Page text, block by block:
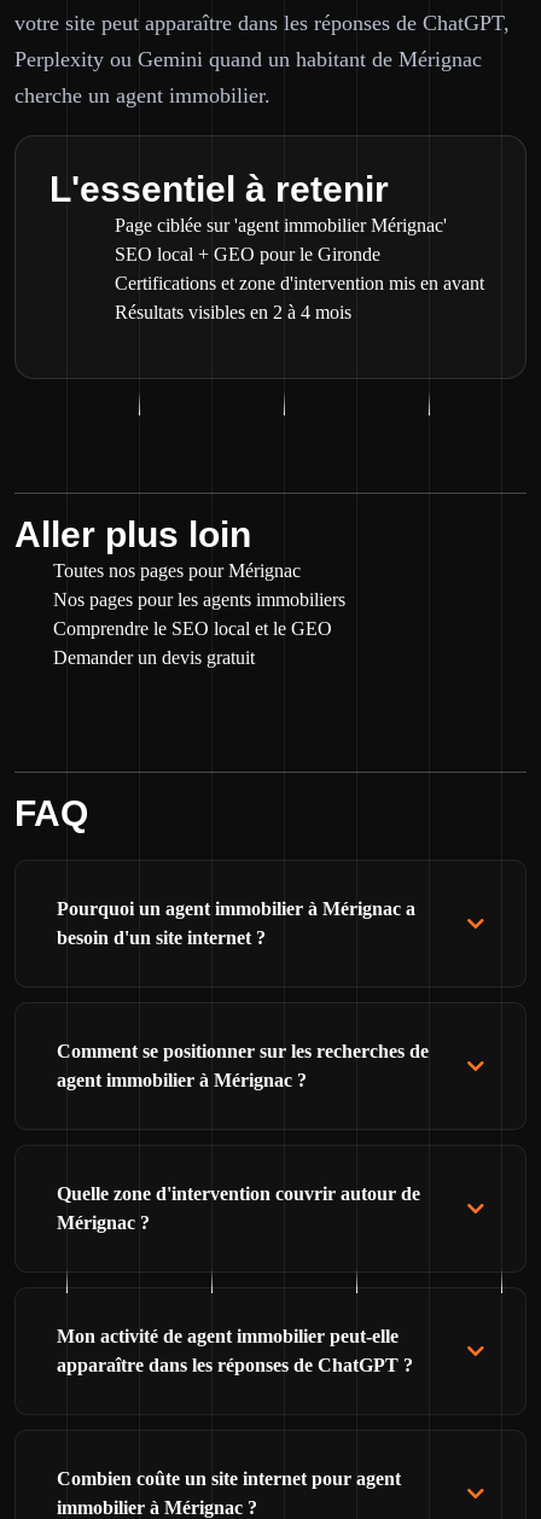
votre site peut apparaître dans les réponses de ChatGPT,
Perplexity ou Gemini quand un habitant de Mérignac
cherche un agent immobilier.
L'essentiel à retenir
Page ciblée sur 'agent immobilier Mérignac'
SEO local + GEO pour le Gironde
Certifications et zone d'intervention mis en avant
Résultats visibles en 2 à 4 mois
Aller plus loin
Toutes nos pages pour Mérignac
Nos pages pour les agents immobiliers
Comprendre le SEO local et le GEO
Demander un devis gratuit
FAQ
Pourquoi un agent immobilier à Mérignac a
besoin d'un site internet ?
Comment se positionner sur les recherches de
agent immobilier à Mérignac ?
Quelle zone d'intervention couvrir autour de
Mérignac ?
Mon activité de agent immobilier peut-elle
apparaître dans les réponses de ChatGPT ?
Combien coûte un site internet pour agent
immobilier à Mérignac ?